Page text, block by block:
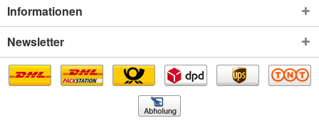
Informationen
Newsletter